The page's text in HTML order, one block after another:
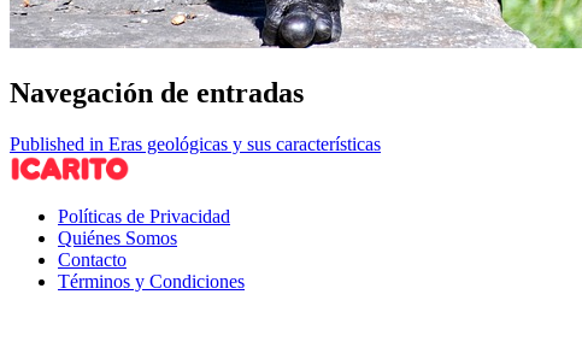
Navegación de entradas
Published in Eras geológicas y sus características
Políticas de Privacidad
Quiénes Somos
Contacto
Términos y Condiciones